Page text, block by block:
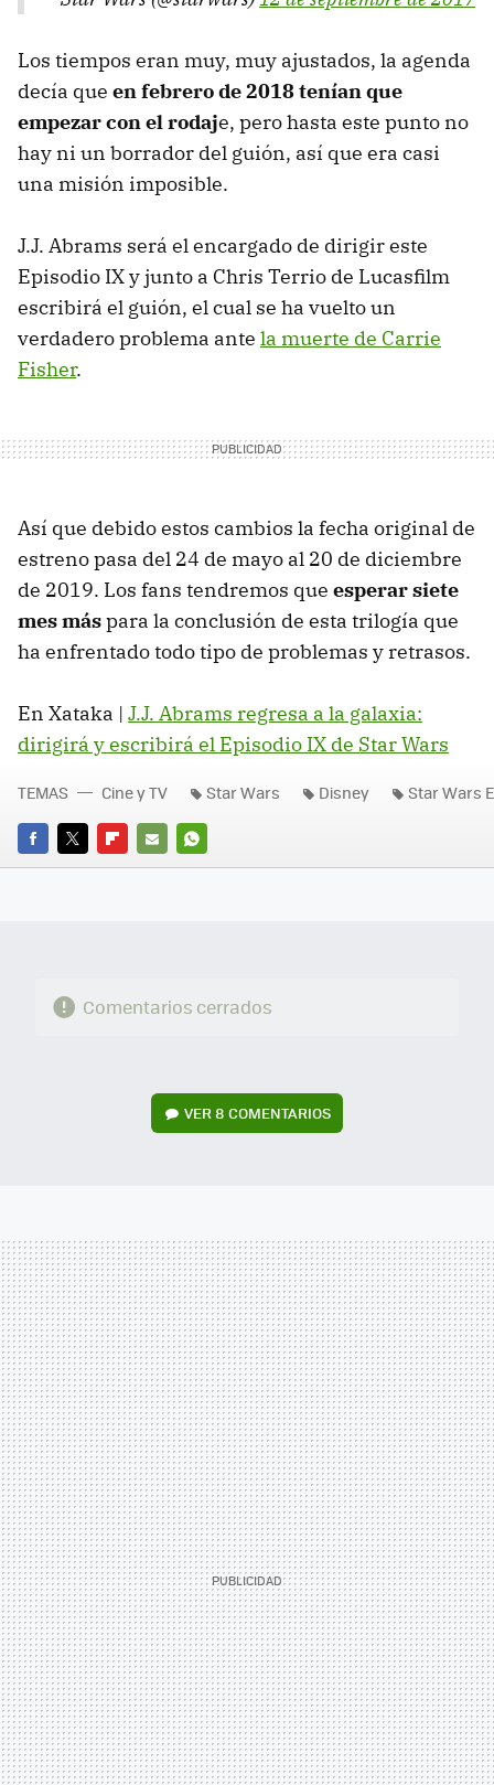
Los tiempos eran muy, muy ajustados, la agenda
decía que en febrero de 2018 tenían que
empezar con el rodaje, pero hasta este punto no
hay ni un borrador del guión, así que era casi
una misión imposible.
J.J. Abrams será el encargado de dirigir este
Episodio IX y junto a Chris Terrio de Lucasfilm
escribirá el guión, el cual se ha vuelto un
verdadero problema ante la muerte de Carrie
Fisher.
Así que debido estos cambios la fecha original de
estreno pasa del 24 de mayo al 20 de diciembre
de 2019. Los fans tendremos que esperar siete
mes máspara la conclusión de esta trilogía que
ha enfrentado todo tipo de problemas y retrasos.
En Xataka | J.J. Abrams regresa a la galaxia:
dirigirá y escribirá el Episodio IX de Star Wars
FACEBOOK
TWITTERFLIPBOARD
E-
WHATSAPP
TEMAS Cine y TV Star Wars Disney Star Wars
Comentarios cerrados
VER8 COMENTARIOS